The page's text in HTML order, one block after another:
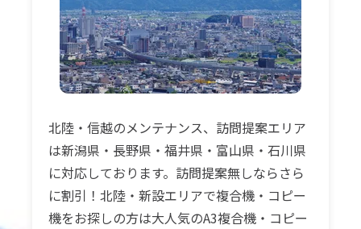
北陸・信越のメンテナンス、訪問提案エリア
は新潟県・長野県・福井県・富山県・石川県
に対応しております。訪問提案無しならさら
に割引！北陸・新設エリアで複合機・コピー
機をお探しの方は大人気のA3複合機・コピー